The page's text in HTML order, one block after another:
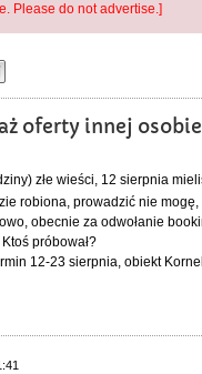
Please do not advertise.]
oferty innej osobie
złe wieści, 12 sierpnia
robiona, prowadzić nie mogę,
obecnie za odwołanie
próbował?
12-23 sierpnia, obiekt